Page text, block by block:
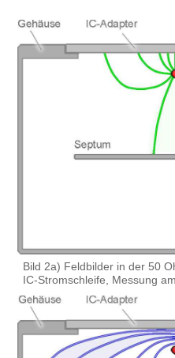
Bild 2a) Feldbilder in der 50
IC-Stromschleife, Messung